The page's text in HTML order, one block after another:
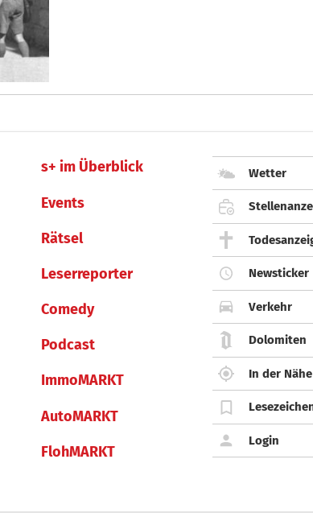
s+ im Überblick
Events
Rätsel
Leserreporter
Comedy
Podcast
ImmoMARKT
AutoMARKT
FlohMARKT
Wetter
Newsticker
Verkehr
Dolomiten
In der Nähe
Login